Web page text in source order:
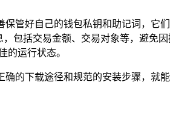
管好自己的钱包私钥和助记词，它
包括交易金额、交易对象等，避免
的运行状态。
的下载途径和规范的安装步骤，就